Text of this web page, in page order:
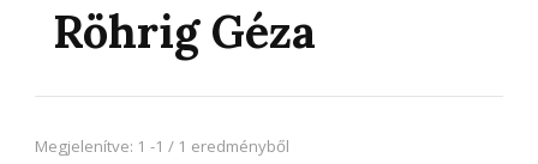
Röhrig Géza
Megjelenítve: 1 -1 / 1 eredményből